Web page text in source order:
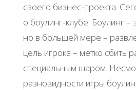
своего бизнес-проекта.
о боулинг-клубе. Боулинг –
но в большей мере –
цель игрока – метко сбить
специальным шаром.
разновидности игры